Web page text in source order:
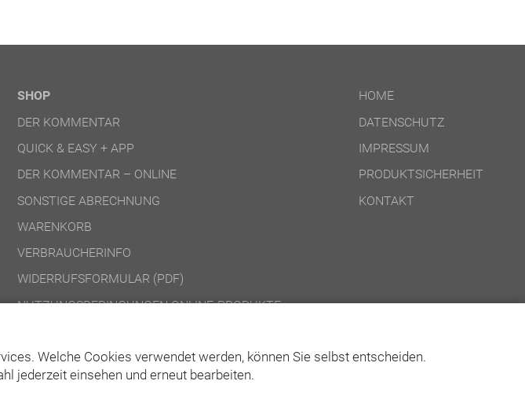
Welche Cookies verwendet werden, können Sie selbst entscheiden.
jederzeit einsehen und erneut bearbeiten.
SHOP
DER KOMMENTAR
QUICK & EASY + APP
DER KOMMENTAR – ONLINE
SONSTIGE ABRECHNUNG
WARENKORB
VERBRAUCHERINFO
WIDERRUFSFORMULAR (PDF)
NUTZUNGSBEDINGUNGEN ONLINE-PRODUKTE
HOME
DATENSCHUTZ
IMPRESSUM
PRODUKTSICHERHEIT
KONTAKT